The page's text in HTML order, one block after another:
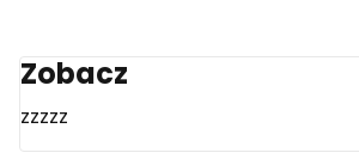
Zobacz
zzzzz